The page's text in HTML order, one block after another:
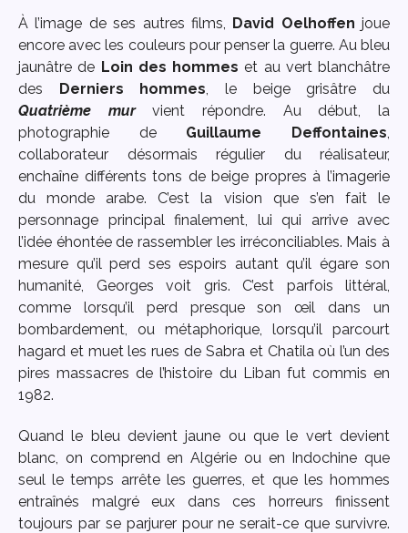
À l’image de ses autres films, David Oelhoffen joue
encore avec les couleurs pour penser la guerre. Au bleu
jaunâtre de Loin des hommes et au vert blanchâtre
des Derniers hommes, le beige grisâtre du
Quatrième murvient répondre. Au début, la
photographie de Guillaume Deffontaines,
collaborateur désormais régulier du réalisateur,
enchaîne différents tons de beige propres à l’imagerie
du monde arabe. C’est la vision que s’en fait le
personnage principal finalement, lui qui arrive avec
l’idée éhontée de rassembler les irréconciliables. Mais à
mesure qu’il perd ses espoirs autant qu’il égare son
humanité, Georges voit gris. C’est parfois littéral,
comme lorsqu’il perd presque son œil dans un
bombardement, ou métaphorique, lorsqu’il parcourt
hagard et muet les rues de Sabra et Chatila où l’un des
pires massacres de l’histoire du Liban fut commis en
1982.
Quand le bleu devient jaune ou que le vert devient
blanc, on comprend en Algérie ou en Indochine que
seul le temps arrête les guerres, et que les hommes
entraînés malgré eux dans ces horreurs finissent
toujours par se parjurer pour ne serait-ce que survivre.